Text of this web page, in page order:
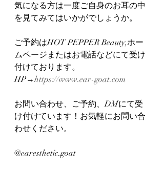
気になる方は一度ご自身のお耳の中
を見てみてはいかがでしょうか。
ご予約はHOT PEPPER Beauty,ホー
ムページまたはお電話などにて受け
付けております。
HP→https://www.ear-goat.com
お問い合わせ、ご予約、DMにて受
け付けています！お気軽にお問い合
わせください。
@earesthetic.goat